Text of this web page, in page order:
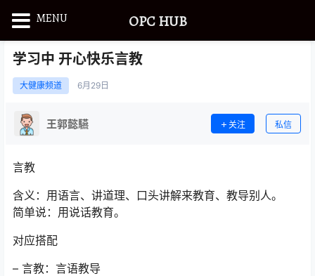
学习中 开心快乐言教
大健康频道 6月 29日
王郭懿驠 关注 私信
言教
含义：用语言、讲道理、口头讲解来教育、教导别人。
简单说：用说话教育。
对应搭配
– 言教：言语教导
MENU OPC HUB